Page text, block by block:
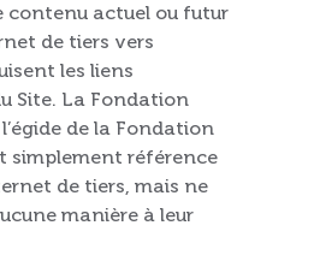
contenu actuel ou futur
de tiers vers
les liens
Site. La Fondation
de la Fondation
simplement référence
de tiers, mais ne
manière à leur